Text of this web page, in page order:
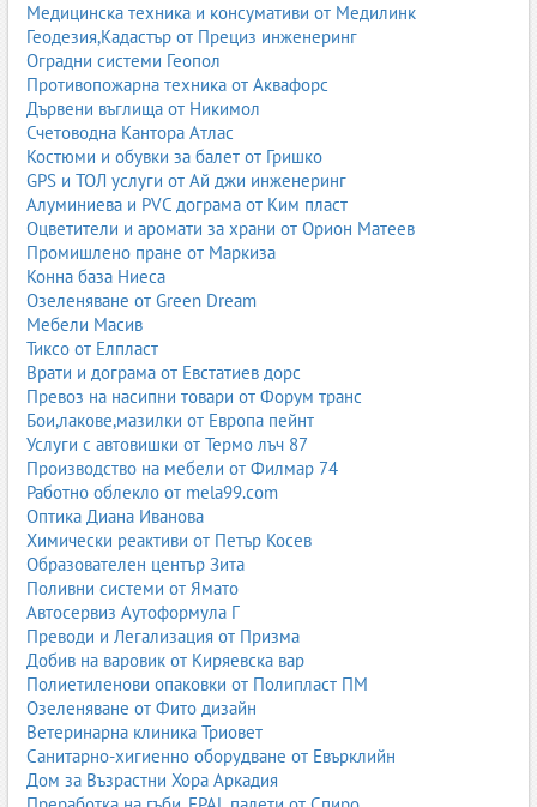
Медицинска техника и консумативи от Медилинк
Геодезия,Кадастър от Прециз инженеринг
Оградни системи Геопол
Противопожарна техника от Аквафорс
Дървени въглища от Никимол
Счетоводна Кантора Атлас
Костюми и обувки за балет от Гришко
GPS и ТОЛ услуги от Ай джи инженеринг
Алуминиева и PVC дограма от Ким пласт
Оцветители и аромати за храни от Орион Матеев
Промишлено пране от Маркиза
Конна база Ниеса
Озеленяване от Green Dream
Мебели Масив
Тиксо от Елпласт
Врати и дограма от Евстатиев дорс
Превоз на насипни товари от Форум транс
Бои,лакове,мазилки от Европа пейнт
Услуги с автовишки от Термо лъч 87
Производство на мебели от Филмар 74
Работно облекло от mela99.com
Оптика Диана Иванова
Химически реактиви от Петър Косев
Образователен център Зита
Поливни системи от Ямато
Автосервиз Аутоформула Г
Преводи и Легализация от Призма
Добив на варовик от Киряевска вар
Полиетиленови опаковки от Полипласт ПМ
Озеленяване от Фито дизайн
Ветеринарна клиника Триовет
Санитарно-хигиенно оборудване от Евърклийн
Дом за Възрастни Хора Аркадия